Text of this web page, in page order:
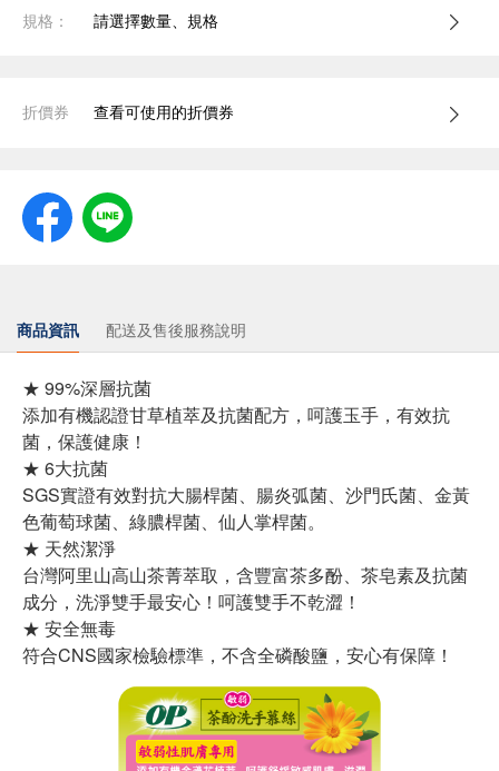
規格： 請選擇數量、規格
折價券 查看可使用的折價券
商品資訊 配送及售後服務說明
★ 99%深層抗菌
添加有機認證甘草植萃及抗菌配方，呵護玉手，有效抗
菌，保護健康！
★ 6大抗菌
SGS實證有效對抗大腸桿菌、腸炎弧菌、沙門氏菌、金黃
色葡萄球菌、綠膿桿菌、仙人掌桿菌。
★ 天然潔淨
台灣阿里山高山茶菁萃取，含豐富茶多酚、茶皂素及抗菌
成分，洗淨雙手最安心！呵護雙手不乾澀！
★ 安全無毒
符合CNS國家檢驗標準，不含全磷酸鹽，安心有保障！